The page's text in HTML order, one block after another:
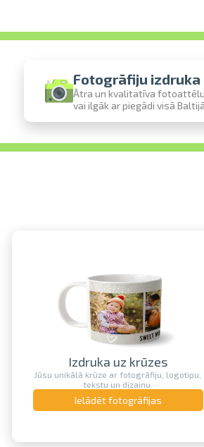
Fotogrāfiju izdruka
Ātra un kvalitatīva
vai ilgāk ar piegādi visā
Izdruka uz krūzes
Jūsu unikālā krūze ar fotogrāfiju, logotipu,
tekstu un dizainu.
Ielādēt fotogrāfijas